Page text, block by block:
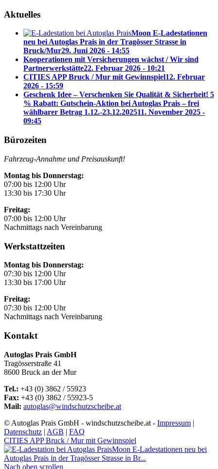
Aktuelles
Moon E-Ladestationen
neu bei Autoglas Prais in der Tragösser Strasse in
Bruck/Mur29. Juni 2026 - 14:55
Kooperationen mit Versicherungen wächst / Wir sind
Partnerwerkstätte22. Februar 2026 - 10:21
CITIES APP Bruck / Mur mit Gewinnspiel12. Februar
2026 - 15:59
Geschenk Idee – Verschenken Sie Qualität & Sicherheit! 5
% Rabatt: Gutschein-Aktion bei Autoglas Prais – frei
wählbarer Betrag 1.12.-23.12.202511. November 2025 -
09:45
Bürozeiten
Fahrzeug-Annahme und Preisauskunft!
Montag bis Donnerstag:
07:00 bis 12:00 Uhr
13:30 bis 17:30 Uhr
Freitag:
07:00 bis 12:00 Uhr
Nachmittags nach Vereinbarung
Werkstattzeiten
Montag bis Donnerstag:
07:30 bis 12:00 Uhr
13:30 bis 17:00 Uhr
Freitag:
07:30 bis 12:00 Uhr
Nachmittags nach Vereinbarung
Kontakt
Autoglas Prais GmbH
Tragösserstraße 41
8600 Bruck an der Mur
Tel.: +43 (0) 3862 / 55923
Fax: +43 (0) 3862 / 55923-5
Mail: autoglas@windschutzscheibe.at
© Autoglas Prais GmbH - windschutzscheibe.at - Impressum |
Datenschutz | AGB | FAQ
CITIES APP Bruck / Mur mit Gewinnspiel
Moon E-Ladestationen neu bei
Autoglas Prais in der Tragösser Strasse in Br...
Nach oben scrollen